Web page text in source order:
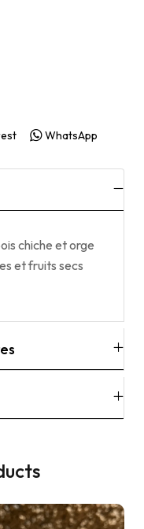
WhatsApp
chiche et orge
et fruits secs